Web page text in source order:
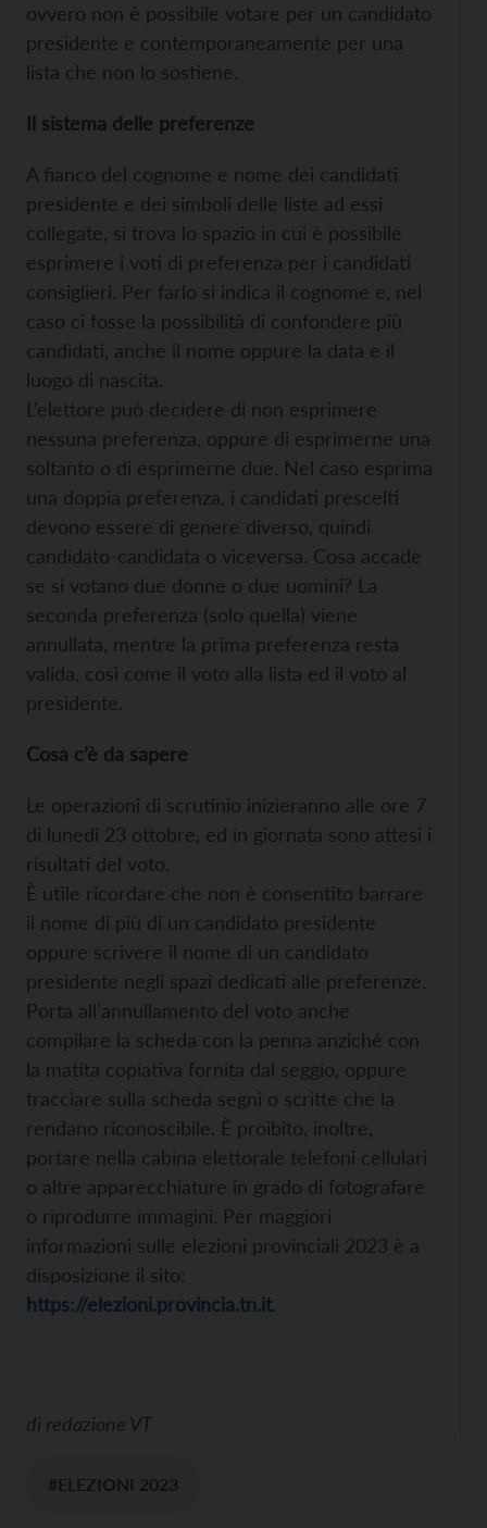
ovvero non è possibile votare per un candidato
presidente e contemporaneamente per una
lista che non lo sostiene.
Il sistema delle preferenze
A fianco del cognome e nome dei candidati
presidente e dei simboli delle liste ad essi
collegate, si trova lo spazio in cui è possibile
esprimere i voti di preferenza per i candidati
consiglieri. Per farlo si indica il cognome e, nel
caso ci fosse la possibilità di confondere più
candidati, anche il nome oppure la data e il
luogo di nascita.
L’elettore può decidere di non esprimere
nessuna preferenza, oppure di esprimerne una
soltanto o di esprimerne due. Nel caso esprima
una doppia preferenza, i candidati prescelti
devono essere di genere diverso, quindi
candidato-candidata o viceversa. Cosa accade
se si votano due donne o due uomini? La
seconda preferenza (solo quella) viene
annullata, mentre la prima preferenza resta
valida, così come il voto alla lista ed il voto al
presidente.
Cosa c’è da sapere
Le operazioni di scrutinio inizieranno alle ore 7
di lunedì 23 ottobre, ed in giornata sono attesi i
risultati del voto.
È utile ricordare che non è consentito barrare
il nome di più di un candidato presidente
oppure scrivere il nome di un candidato
presidente negli spazi dedicati alle preferenze.
Porta all’annullamento del voto anche
compilare la scheda con la penna anziché con
la matita copiativa fornita dal seggio, oppure
tracciare sulla scheda segni o scritte che la
rendano riconoscibile. È proibito, inoltre,
portare nella cabina elettorale telefoni cellulari
o altre apparecchiature in grado di fotografare
o riprodurre immagini. Per maggiori
informazioni sulle elezioni provinciali 2023 è a
disposizione il sito:
https://elezioni.provincia.tn.it.
di redazione VT
#ELEZIONI 2023